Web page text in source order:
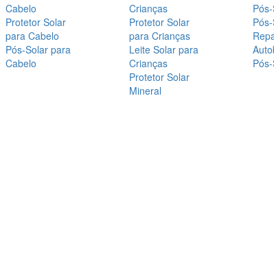
Cabelo
Protetor Solar
para Cabelo
Pós-Solar para
Cabelo
Crianças
Protetor Solar
para Crianças
Leite Solar para
Crianças
Protetor Solar
Mineral